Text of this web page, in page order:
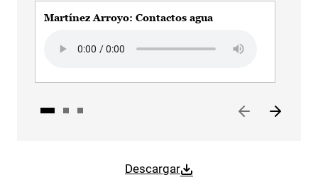
Descargar
Martínez Arroyo: Contactos agua